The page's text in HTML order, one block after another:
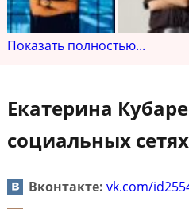
Показать полностью...
Екатерина
социальных
Вконтакте: vk.com/